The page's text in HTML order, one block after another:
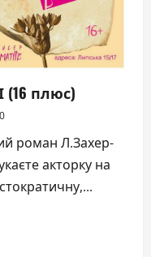
(16 плюс)
0
роман Л.Захер-
акторку на